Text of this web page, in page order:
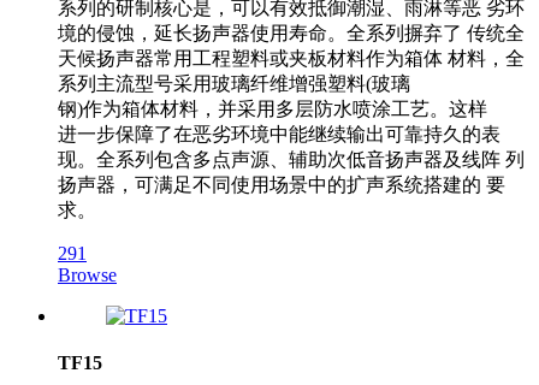
系列的研制核心是，可以有效抵御潮湿、雨淋等恶 劣环
境的侵蚀，延长扬声器使用寿命。全系列摒弃了 传统全
天候扬声器常用工程塑料或夹板材料作为箱体 材料，全
系列主流型号采用玻璃纤维增强塑料(玻璃
钢)作为箱体材料，并采用多层防水喷涂工艺。这样
进一步保障了在恶劣环境中能继续输出可靠持久的表
现。全系列包含多点声源、辅助次低音扬声器及线阵 列
扬声器，可满足不同使用场景中的扩声系统搭建的 要
求。
291
Browse
TF15